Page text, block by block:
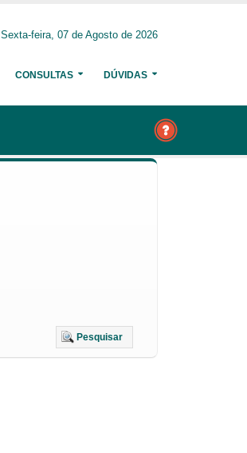
Sexta-feira, 07 de Agosto de 2026
CONSULTAS DÚVIDAS
Pesquisar